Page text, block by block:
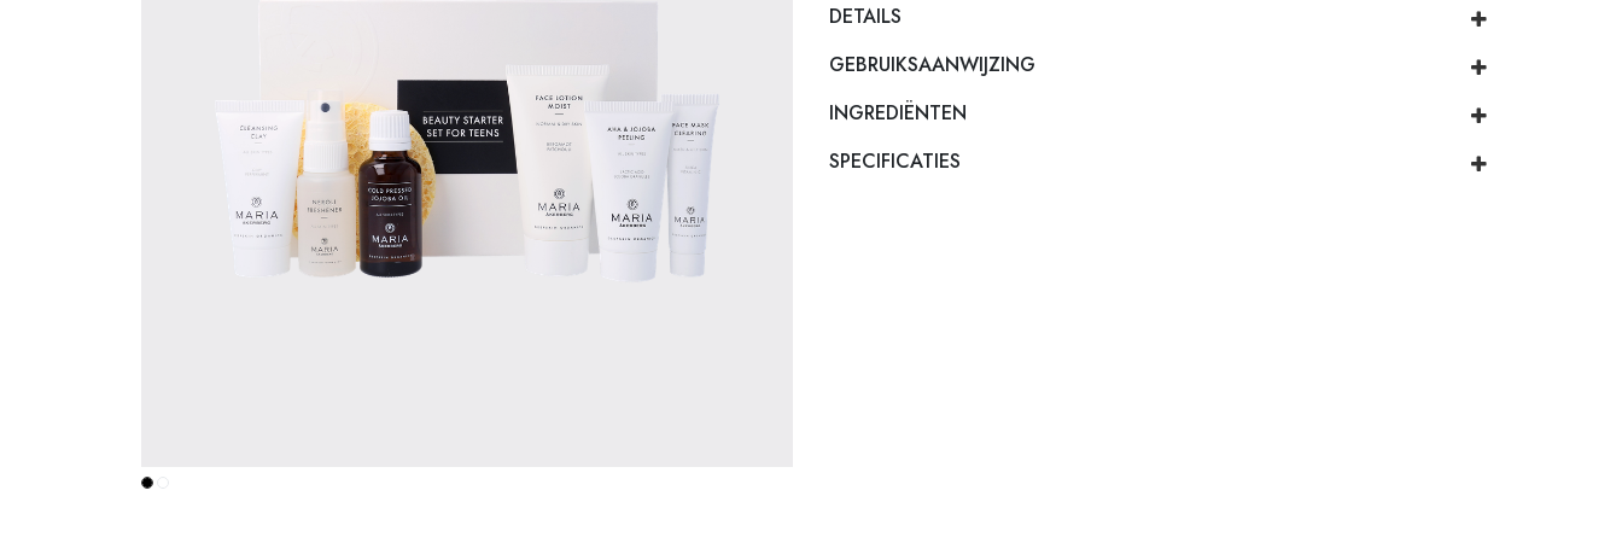
DETAILS
GEBRUIKSAANWIJZING
INGREDIËNTEN
SPECIFICATIES